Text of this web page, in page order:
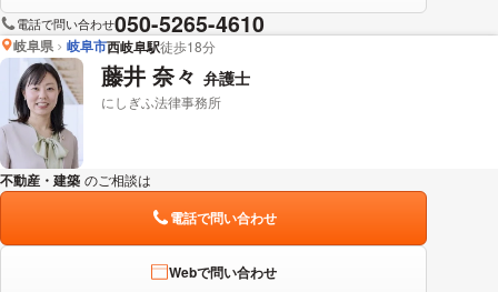
電話で問い合わせ050-5265-4610
岐阜県 岐阜市西岐阜駅徒歩18分
藤井 奈々 弁護士
にしぎふ法律事務所
不動産・建築 のご相談は
電話で問い合わせ
Webで問い合わせ